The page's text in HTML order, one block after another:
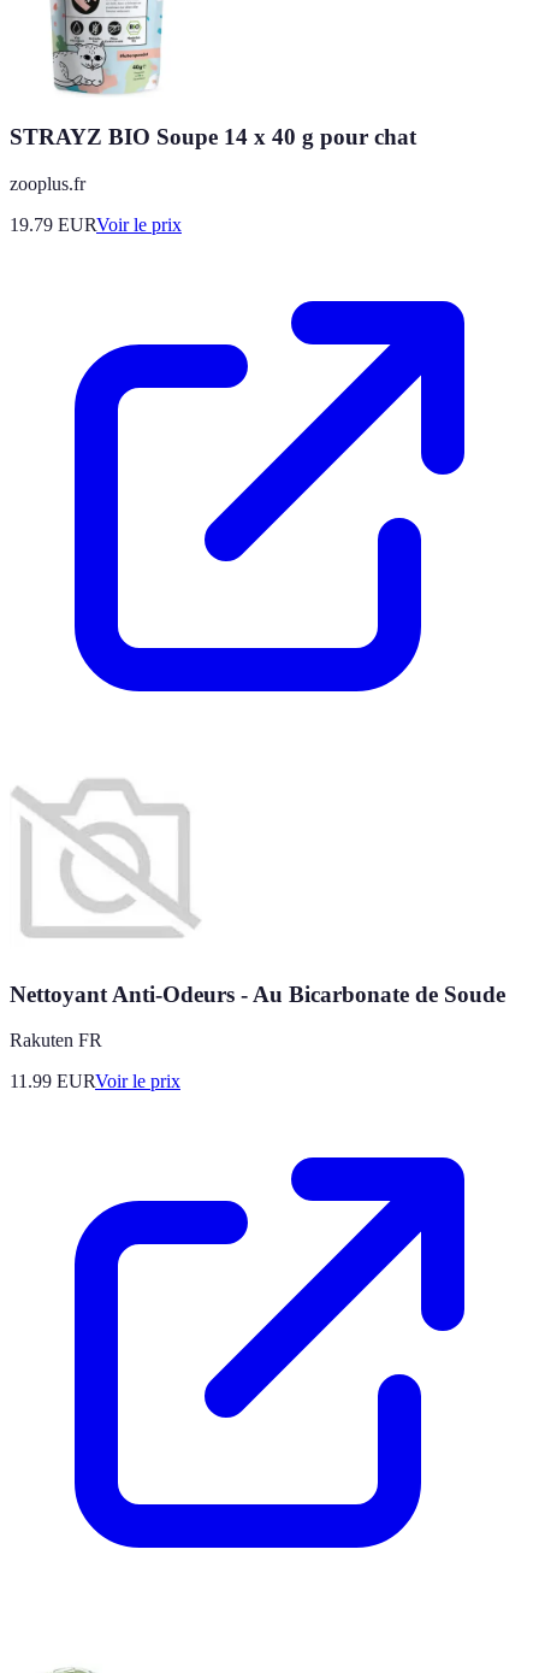
STRAYZ BIO Soupe 14 x 40 g pour chat
zooplus.fr
19.79 EURVoir le prix
Nettoyant Anti-Odeurs - Au Bicarbonate de Soude
Rakuten FR
11.99 EURVoir le prix